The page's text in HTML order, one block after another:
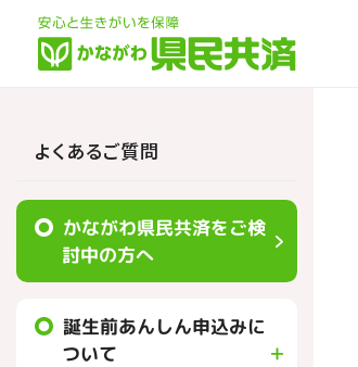
よくあるご質問
かながわ県民共済をご検
討中の方へ
誕生前あんしん申込みに
ついて